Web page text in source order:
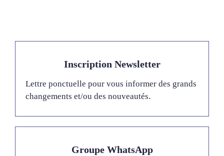
Inscription Newsletter
Lettre ponctuelle pour vous informer des grands
changements et/ou des nouveautés.
Groupe WhatsApp